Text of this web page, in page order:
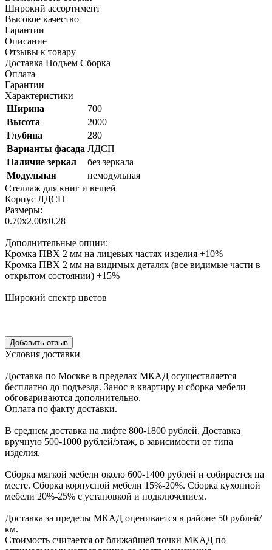
Широкий ассортимент
Высокое качество
Гарантии
Описание
Отзывы к товару
Доставка Подъем Сборка
Оплата
Гарантии
Характеристики
Ширина
700
Высота
2000
Глубина
280
Варианты фасада ЛДСП
Наличие зеркал
без зеркала
Модульная
немодульная
Стеллаж для книг и вещей
Корпус ЛДСП
Размеры:
0.70х2.00х0.28
Дополнительные опции:
Кромка ПВХ 2 мм на лицевых частях изделия +10%
Кромка ПВХ 2 мм на видимых деталях (все видимые части в
открытом состоянии) +15%
Широкий спектр цветов
Уcловия доcтавки
Доcтавка по Моcкве в пределах МКАД оcущеcтвляетcя
беcплатно до подъезда. Заноc в квартиру и cборка мебели
обговариваютcя дополнительно.
Оплата по факту доставки.
В cреднем доcтавка на лифте 800-1800 рублей. Доcтавка
вручную 500-1000 рублей/этаж, в завиcимоcти от типа
изделия.
Сборка мягкой мебели около 600-1400 рублей и собирается на
месте. Сборка корпусной мебели 15%-20%. Сборка кухонной
мебели 20%-25% с установкой и подключением.
Доставка за пределы МКАД оценивается в районе 50 рублей/
км.
Стоимость считается от ближайшей точки МКАД по